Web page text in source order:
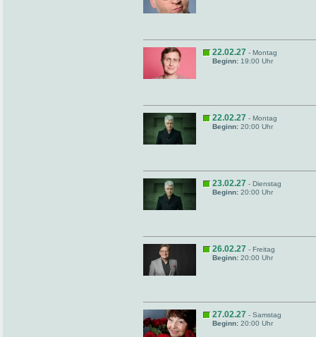
22.02.27 - Montag
Beginn: 19:00 Uhr
22.02.27 - Montag
Beginn: 20:00 Uhr
23.02.27 - Dienstag
Beginn: 20:00 Uhr
26.02.27 - Freitag
Beginn: 20:00 Uhr
27.02.27 - Samstag
Beginn: 20:00 Uhr